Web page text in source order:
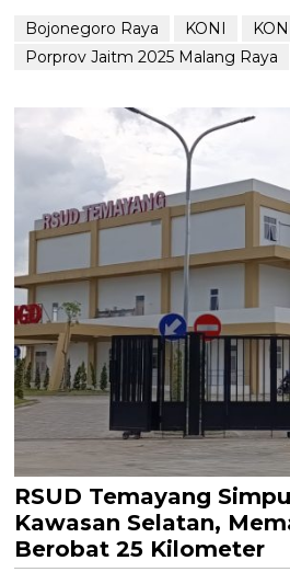
Bojonegoro Raya KONI
Porprov Jaitm 2025 Malang Raya
RSUD Temayang
Kawasan Selatan,
Berobat 25 Kilometer